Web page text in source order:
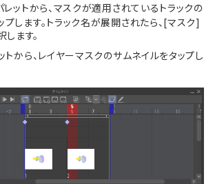
ットから、マスクが適用されているトラックの
プします。トラック名が展開されたら、[マスク]
ます。
から、レイヤーマスクのサムネイルをタップし